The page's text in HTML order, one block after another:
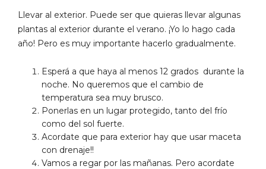
Llevar al exterior. Puede ser que quieras llevar algunas
plantas al exterior durante el verano. ¡Yo lo hago cada
año! Pero es muy importante hacerlo gradualmente.
Esperá a que haya al menos 12 grados durante la
noche. No queremos que el cambio de
temperatura sea muy brusco.
Ponerlas en un lugar protegido, tanto del frío
como del sol fuerte.
Acordate que para exterior hay que usar maceta
con drenaje!!
Vamos a regar por las mañanas. Pero acordate